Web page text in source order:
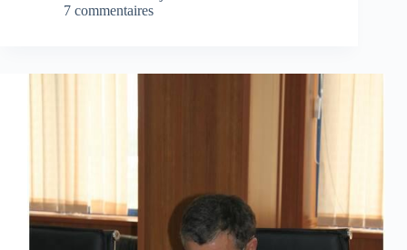
7 commentaires